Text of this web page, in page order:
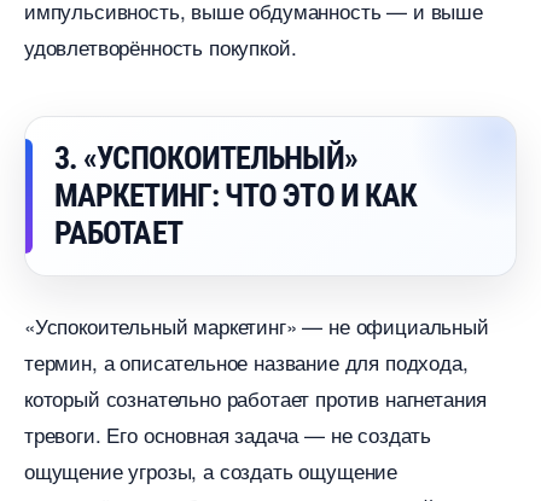
импульсивность, выше обдуманность — и выше
удовлетворённость покупкой.
3. «УСПОКОИТЕЛЬНЫЙ»
МАРКЕТИНГ: ЧТО ЭТО И КАК
РАБОТАЕТ
«Успокоительный маркетинг» — не официальный
термин, а описательное название для подхода,
который сознательно работает против нагнетания
тревоги. Его основная задача — не создать
ощущение угрозы, а создать ощущение